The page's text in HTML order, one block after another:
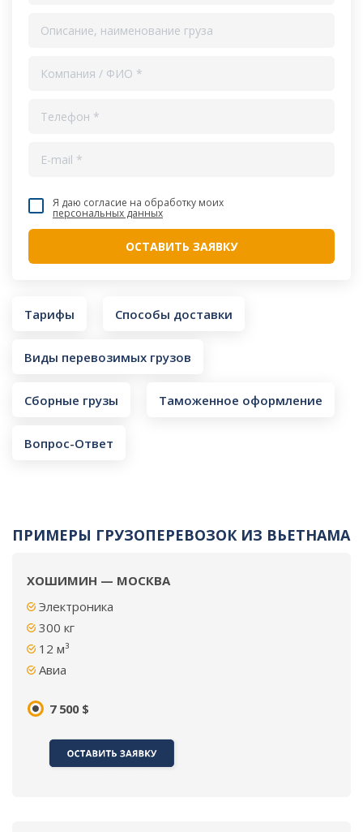
Я даю согласие на обработку моих
персональных данных
Тарифы Способы доставки
Виды перевозимых грузов
Сборные грузы Таможенное оформление
Вопрос-Ответ
ПРИМЕРЫ ГРУЗОПЕРЕВОЗОК ИЗ ВЬЕТНАМА
ХОШИМИН — МОСКВА
Электроника
300 кг
12 м³
Авиа
7 500 $